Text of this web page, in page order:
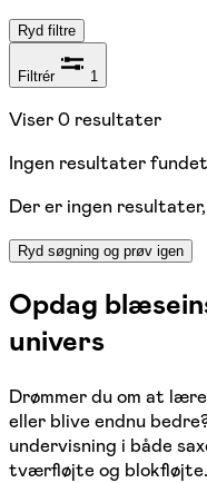
Ryd filtre
Filtrér 1
Viser0 resultater
Ingen resultater fundet
Der er ingen
Ryd søgning og prøv igen
Opdag
univers
Drømmer du om at
eller blive endnu
undervisning i både
tværfløjte og blokfløjte.